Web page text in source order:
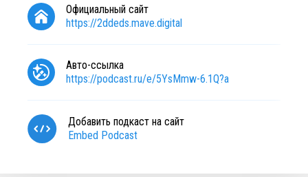
Официальный сайт
https://2ddeds.mave.digital
Авто-ссылка
https://podcast.ru/e/5YsMmw-6.1Q?a
Добавить подкаст на сайт
Embed Podcast